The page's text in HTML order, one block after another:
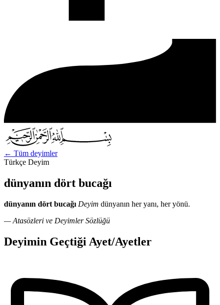
← Tüm deyimler
Türkçe Deyim
dünyanın dört bucağı
dünyanın dört bucağı Deyim dünyanın her yanı, her yönü.
— Atasözleri ve Deyimler Sözlüğü
Deyimin Geçtiği Ayet/Ayetler